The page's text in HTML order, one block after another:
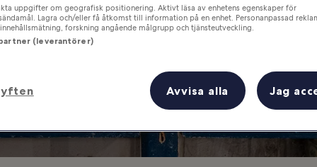
uppgifter om geografisk positionering. Aktivt läsa av enhetens egenskaper för
Lagra och/eller få åtkomst till information på en enhet. Personanpassad
forskning angående målgrupp och tjänsteutveckling.
(leverantörer)
Avvisa alla Jag